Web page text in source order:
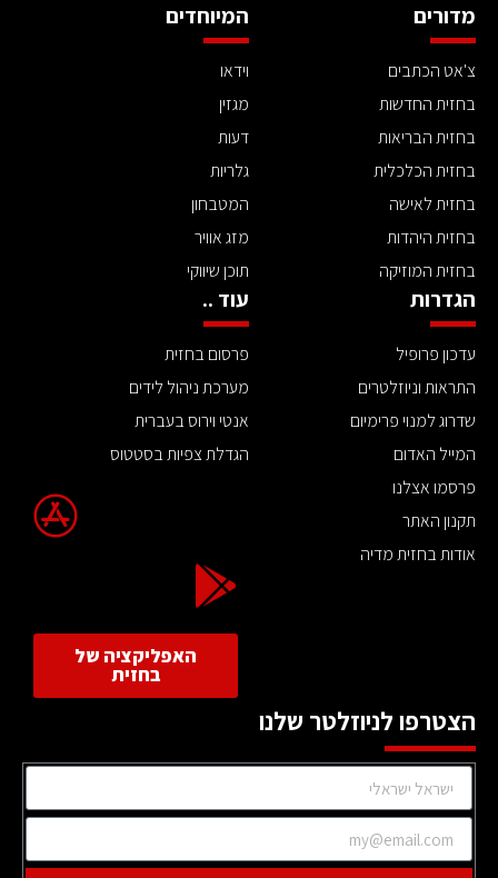
מדורים
צ'אט הכתבים
בחזית החדשות
בחזית הבריאות
בחזית הכלכלית
בחזית לאישה
בחזית היהדות
בחזית המוזיקה
המיוחדים
וידאו
מגזין
דעות
גלריות
המטבחון
מזג אוויר
תוכן שיווקי
הגדרות
עדכון פרופיל
התראות וניוזלטרים
שדרוג למנוי פרימיום
המייל האדום
פרסמו אצלנו
תקנון האתר
אודות בחזית מדיה
עוד ..
פרסום בחזית
מערכת ניהול לידים
אנטי וירוס בעברית
הגדלת צפיות בסטטוס
האפליקציה של
בחזית
הצטרפו לניוזלטר שלנו